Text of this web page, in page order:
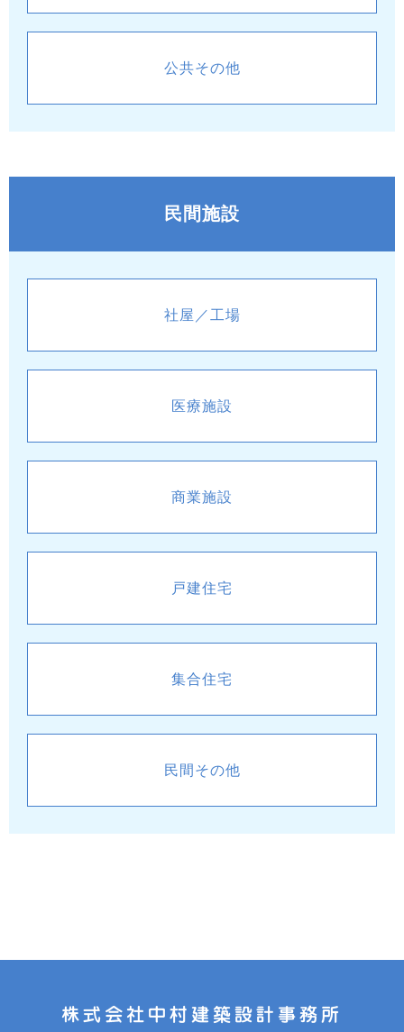
公共その他
民間施設
社屋／工場
医療施設
商業施設
戸建住宅
集合住宅
民間その他